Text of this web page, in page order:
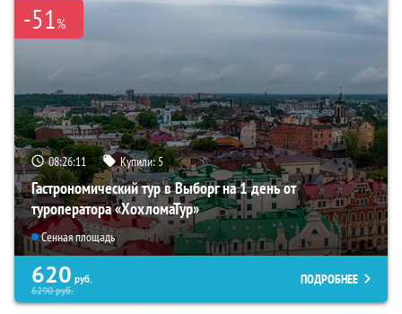
-51%
08:26:09 Купили:5
Гастрономический тур в Выборг на 1 день от
туроператора «ХохломаТур»
Сенная площадь
620 руб.
6290руб.
ПОДРОБНЕЕ